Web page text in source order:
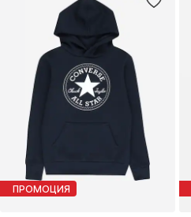
ПРОМОЦИЯ